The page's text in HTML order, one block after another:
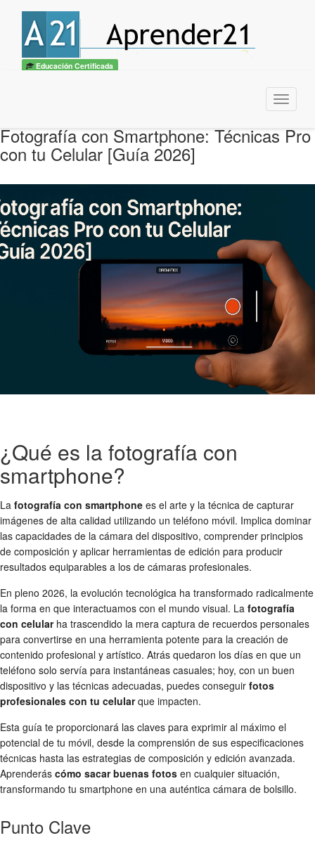
Educación Certificada
Menu
Fotografía con Smartphone: Técnicas Pro
con tu Celular [Guía 2026]
¿Qué es la fotografía con
smartphone?
La fotografía con smartphone es el arte y la técnica de capturar
imágenes de alta calidad utilizando un teléfono móvil. Implica dominar
las capacidades de la cámara del dispositivo, comprender principios
de composición y aplicar herramientas de edición para producir
resultados equiparables a los de cámaras profesionales.
En pleno 2026, la evolución tecnológica ha transformado radicalmente
la forma en que interactuamos con el mundo visual. La fotografía
con celularha trascendido la mera captura de recuerdos personales
para convertirse en una herramienta potente para la creación de
contenido profesional y artístico. Atrás quedaron los días en que un
teléfono solo servía para instantáneas casuales; hoy, con un buen
dispositivo y las técnicas adecuadas, puedes conseguir fotos
profesionales con tu celularque impacten.
Esta guía te proporcionará las claves para exprimir al máximo el
potencial de tu móvil, desde la comprensión de sus especificaciones
técnicas hasta las estrategias de composición y edición avanzada.
Aprenderás cómo sacar buenas fotos en cualquier situación,
transformando tu smartphone en una auténtica cámara de bolsillo.
Punto Clave